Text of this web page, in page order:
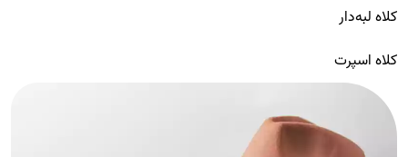
کلاه لبه‌دار
کلاه اسپرت